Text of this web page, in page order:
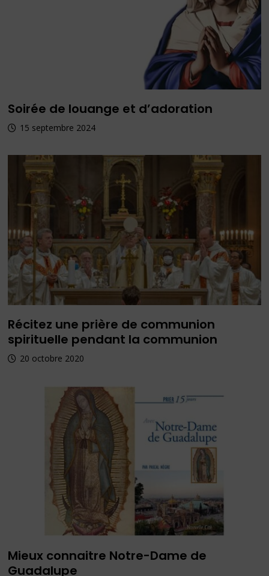
Soirée de louange et d’adoration
15 septembre 2024
Récitez une prière de communion
spirituelle pendant la communion
20 octobre 2020
Mieux connaitre Notre-Dame de
Guadalupe